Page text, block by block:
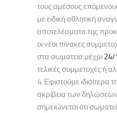
τους αμέσους
με ειδική αθλητική
αποτελέσματα της
οι νέοι πίνακες
στα σωματεία μέχρι24/
τελικές συμμετοχές ή
Εφιστούμε ιδιαίτερα
ακρίβεια των
σημειώνεται ότι